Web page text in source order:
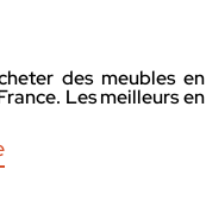
des meubles en
Les meilleurs en